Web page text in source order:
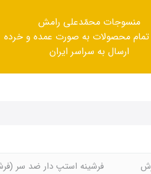
منسوجات محمّدعلی رامش
محصولات به صورت عمده و خرده
ارسال به سراسر ایران
فرشینه استپ دار ضد سر